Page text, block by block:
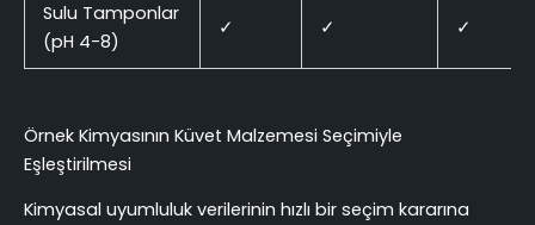
Sulu Tamponlar
(pH 4-8)
✓ ✓ ✓
Örnek Kimyasının Küvet Malzemesi Seçimiyle
Eşleştirilmesi
Kimyasal uyumluluk verilerinin hızlı bir seçim kararına